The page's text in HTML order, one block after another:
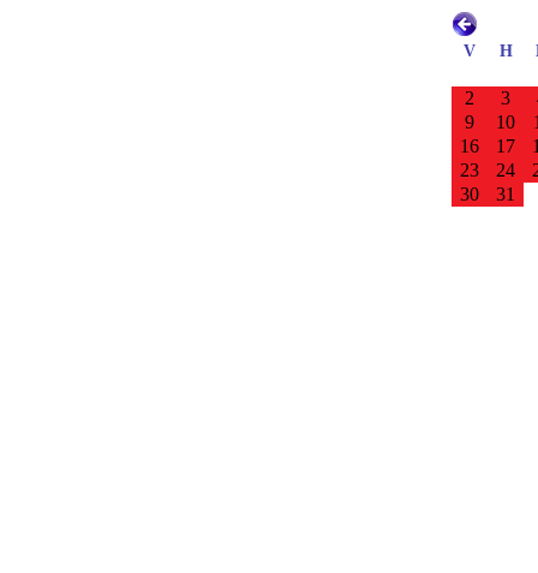
V H
2 3
9
10
16
17
23
24
30
31